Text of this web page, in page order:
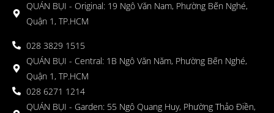
QUÁN BỤI - Original: 19 Ngô Văn Nam, Phường Bến Nghé,
Quận 1, TP.HCM
028 3829 1515
QUÁN BỤI - Central: 1B Ngô Văn Năm, Phường Bến Nghé,
Quận 1, TP.HCM
028 6271 1214
QUÁN BỤI - Garden: 55 Ngô Quang Huy, Phường Thảo Điền,